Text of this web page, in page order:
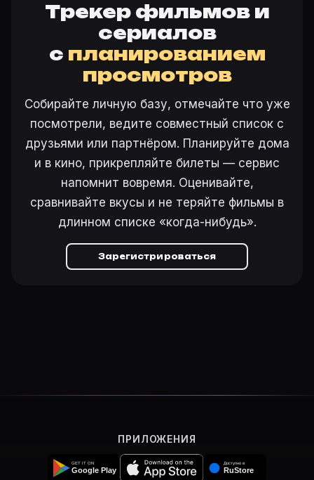
Трекер фильмов и
сериалов
с планированием
просмотров
Собирайте личную базу, отмечайте что уже
посмотрели, ведите совместный список с
друзьями или партнёром. Планируйте дома
и в кино, прикрепляйте билеты — сервис
напомнит вовремя. Оценивайте,
сравнивайте вкусы и не теряйте фильмы в
длинном списке «когда-нибудь».
Зарегистрироваться
ПРИЛОЖЕНИЯ